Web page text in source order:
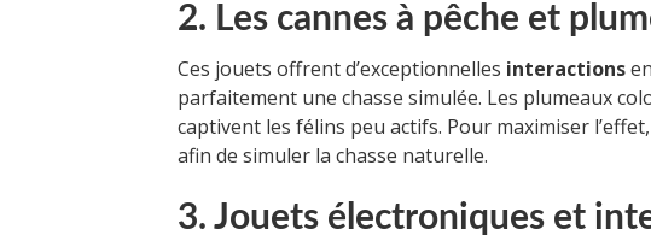
2. Les cannes à pêche et
Ces jouets offrent d’exceptionnelles interactions
parfaitement une chasse simulée. Les plumeaux
captivent les félins peu actifs. Pour maximiser
afin de simuler la chasse naturelle.
3. Jouets électroniques et